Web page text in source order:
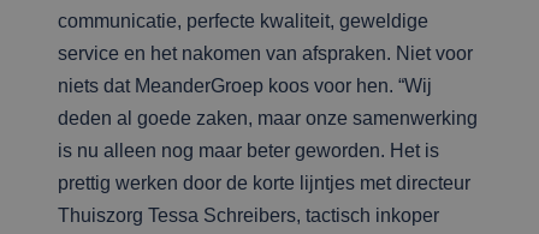
communicatie, perfecte kwaliteit, geweldige
service en het nakomen van afspraken. Niet voor
niets dat MeanderGroep koos voor hen. “Wij
deden al goede zaken, maar onze samenwerking
is nu alleen nog maar beter geworden. Het is
prettig werken door de korte lijntjes met directeur
Thuiszorg Tessa Schreibers, tactisch inkoper